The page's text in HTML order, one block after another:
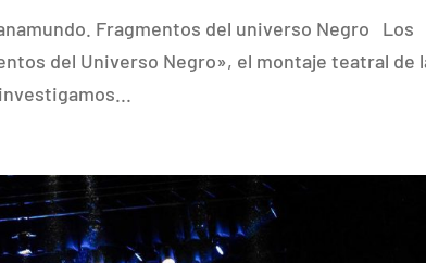
Fragmentos del universo Negro Los
del Universo Negro», el montaje teatral de